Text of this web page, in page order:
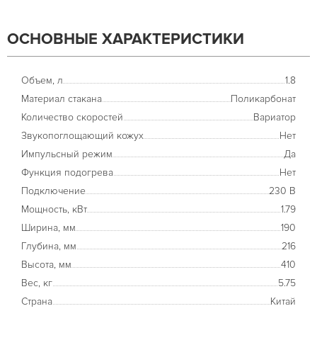
ОСНОВНЫЕ ХАРАКТЕРИСТИКИ
Объем, л
1.8
Материал стакана
Поликарбонат
Количество скоростей
Вариатор
Звукопоглощающий кожух
Нет
Импульсный режим
Да
Функция подогрева
Нет
Подключение
230 В
Мощность, кВт
1.79
Ширина, мм
190
Глубина, мм
216
Высота, мм
410
Вес, кг
5.75
Страна
Китай